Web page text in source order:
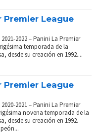
Premier League
2022 – Panini La Premier
temporada de la
desde su creación en 1992....
Premier League
2021 – Panini La Premier
novena temporada de la
desde su creación en 1992.